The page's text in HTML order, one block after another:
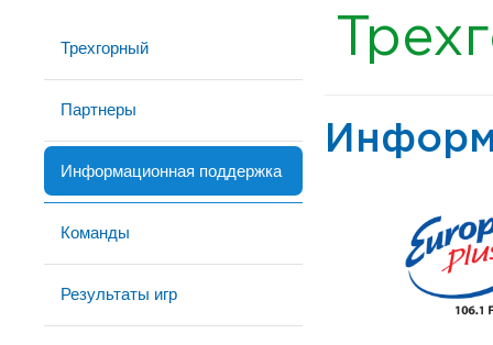
Трехгорный
Партнеры
Информационная поддержка
Команды
Результаты игр